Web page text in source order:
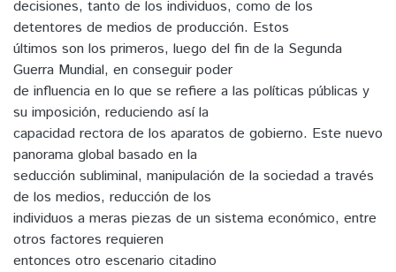
decisiones, tanto de los individuos, como de los
detentores de medios de producción. Estos
últimos son los primeros, luego del fin de la Segunda
Guerra Mundial, en conseguir poder
de influencia en lo que se refiere a las políticas públicas y
su imposición, reduciendo así la
capacidad rectora de los aparatos de gobierno. Este nuevo
panorama global basado en la
seducción subliminal, manipulación de la sociedad a través
de los medios, reducción de los
individuos a meras piezas de un sistema económico, entre
otros factores requieren
entonces otro escenario citadino